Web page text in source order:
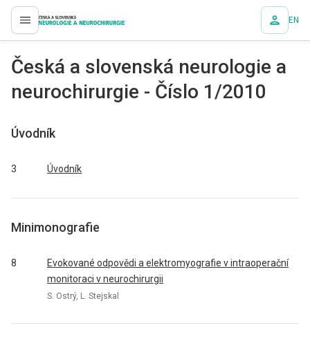
proLékaře.cz EN
Česká a slovenská neurologie a
neurochirurgie - Číslo 1/2010
Úvodník
3 Úvodník
Minimonografie
8
Evokované odpovědi a elektromyografie v intraoperační
monitoraci v neurochirurgii
S. Ostrý, L. Stejskal